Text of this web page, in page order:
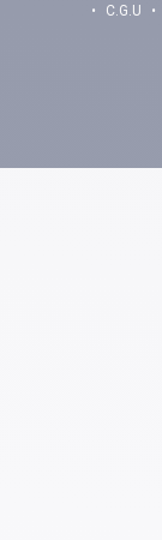
•
C.G.U •